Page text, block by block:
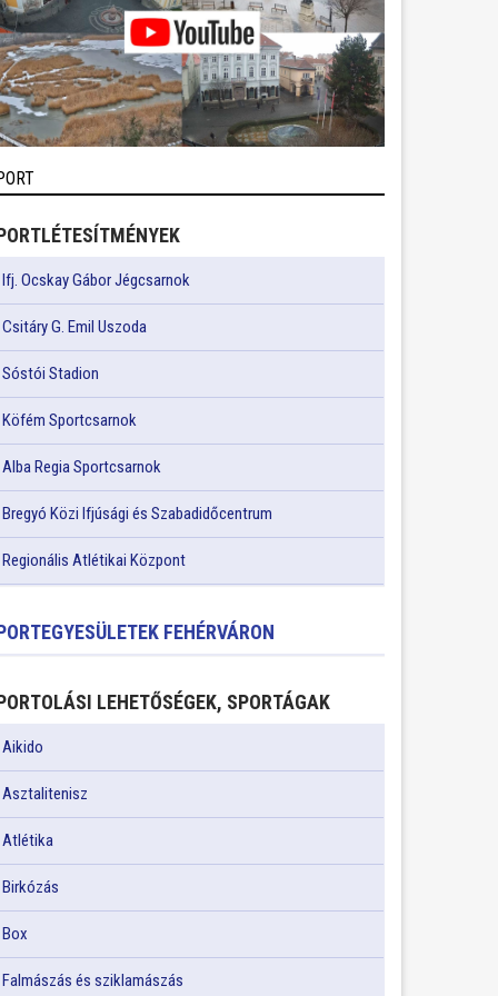
Ifj. Ocskay Gábor Jégcsarnok
Csitáry G. Emil Uszoda
Sóstói Stadion
Köfém Sportcsarnok
Alba Regia Sportcsarnok
Bregyó Közi Ifjúsági és Szabadidőcentrum
Regionális Atlétikai Központ
FEHÉRVÁRON
LEHETŐSÉGEK, SPORTÁGAK
Aikido
Asztalitenisz
Atlétika
Birkózás
Box
Falmászás és sziklamászás